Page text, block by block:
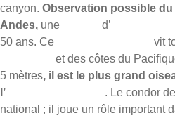
canyon. Observation possible
Andes, une d’
50 ans. Ce
vit
et des côtes du
5 mètres, il est le plus grand
l’
. Le condor
national ; il joue un rôle important